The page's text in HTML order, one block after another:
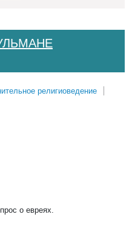
религиоведение
о евреях.